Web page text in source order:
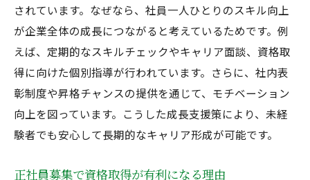
されています。なぜなら、社員一人ひとりのスキル向上
が企業全体の成長につながると考えているためです。例
えば、定期的なスキルチェックやキャリア面談、資格取
得に向けた個別指導が行われています。さらに、社内表
彰制度や昇格チャンスの提供を通じて、モチベーション
向上を図っています。こうした成長支援策により、未経
験者でも安心して長期的なキャリア形成が可能です。
正社員募集で資格取得が有利になる理由